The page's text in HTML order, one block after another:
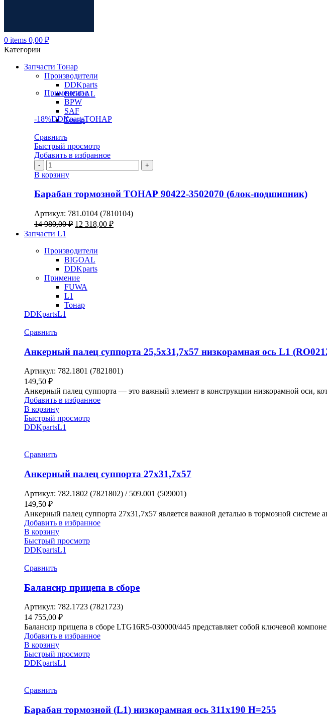
0 items 0,00 ₽
Категории
Запчасти Тонар
Производители
DDKparts
BIGOAL
Применение
BPW
SAF
Тонар
-18%DDKpartsТОНАР
Сравнить
Быстрый просмотр
Добавить в избранное
Количество
товара
Барабан
тормозной
ТОНАР
3502070
(блок-
подшипник)
В корзину
Барабан тормозной ТОНАР 90422-3502070 (блок-подшипник)
Артикул: 781.0104 (7810104)
14 980,00₽ Первоначальная
14
980,00 ₽.
12 318,00 ₽Текущая
Запчасти L1
Производители
BIGOAL
DDKparts
Примение
FUWA
L1
Тонар
DDKpartsL1
Сравнить
Анкерный палец суппорта 25,5х31,7х57 низкорамная ось L1
Артикул: 782.1801 (7821801)
149,50 ₽
Анкерный палец суппорта — это важный элемент в конструкции низкорамной оси,
Добавить в избранное
В корзину
Быстрый просмотр
DDKpartsL1
Сравнить
Анкерный палец суппорта 27х31,7х57
Артикул: 782.1802 (7821802) / 509.001 (509001)
149,50 ₽
Анкерный палец суппорта 27х31,7х57 является важной деталью в тормозной
Добавить в избранное
В корзину
Быстрый просмотр
DDKpartsL1
Сравнить
Балансир прицепа в сборе
Артикул: 782.1723 (7821723)
14 755,00 ₽
Балансир прицепа в сборе LTG16R5-030000/445 представляет собой ключевой
Добавить в избранное
В корзину
Быстрый просмотр
DDKpartsL1
Сравнить
Барабан тормозной (L1) низкорамная ось 311х190 H=255